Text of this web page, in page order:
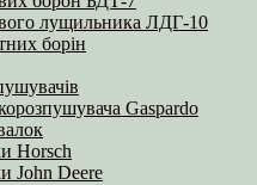
лущильника ЛДГ-10
борін
Gaspardo
Horsch
John Deere